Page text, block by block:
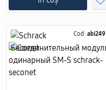
Cod: abi249